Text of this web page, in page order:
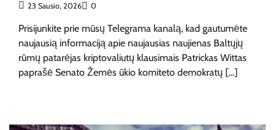
23 Sausio, 2026 0
Prisijunkite prie mūsų Telegrama kanalą, kad gautumėte
naujausią informaciją apie naujausias naujienas Baltųjų
rūmų patarėjas kriptovaliutų klausimais Patrickas Wittas
paprašė Senato Žemės ūkio komiteto demokratų […]